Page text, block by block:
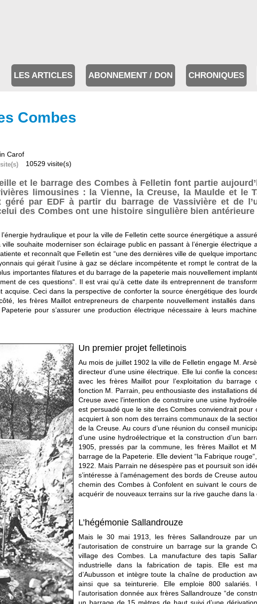
LES ARTICLES ABONNEMENT / DON CHRONIQUES
Combes
Carof
10529 visite(s)
et le barrage des Combes à Felletin font partie
limousines : la Vienne, la Creuse, la Maulde et le
géré par EDF à partir du barrage de Vassivière et de
des Combes ont une histoire singulière bien
hydraulique et pour la ville de Felletin cette source énergétique a
souhaite moderniser son éclairage public en passant à l’énergie
et reconnaît que Felletin est “une des dernières ville de quelque
qui gérait l’usine à gaz se déclare incompétente et rompt le contrat de
importantes filatures et du barrage de la papeterie mais nouvellement
de ces questions“. Il est vrai qu’à cette date ils entreprennent de
acquise. Ceci dans la perspective de conforter la source énergétique des
les frères Maillot entrepreneurs de charpente nouvellement installés
pour s’assurer une production électrique nécessaire à leurs
Un premier projet felletinois
Au mois de juillet 1902 la ville de Felletin engage M.
directeur d’une usine électrique. Elle lui confie la
avec les frères Maillot pour l’exploitation du
fonction M. Parrain, peu enthousiaste des installations
Creuse avec l’intention de construire une usine
est persuadé que le site des Combes conviendrait
acquiert à son nom des terrains communaux de la
de la Creuse. Au cours d’une réunion du conseil
d’une usine hydroélectrique et la construction d’un
1905, pressés par la commune, les frères Maillot et
barrage de la Papeterie. Elle devient “la Fabrique
1922. Mais Parrain ne désespère pas et poursuit son
s’intéresse à l’aménagement des bords de Creuse
chemin des Combes à Confolent en suivant le cours
acquérir de nouveaux terrains sur la rive gauche dans
L’hégémonie Sallandrouze
Mais le 30 mai 1913, les frères Sallandrouze par
l’autorisation de construire un barrage sur la grande
village des Combes. La manufacture des tapis
industrielle dans la fabrication de tapis. Elle est
d’Aubusson et intègre toute la chaîne de production
ainsi que sa teinturerie. Elle emploie 800
l’autorisation donnée aux frères Sallandrouze “de